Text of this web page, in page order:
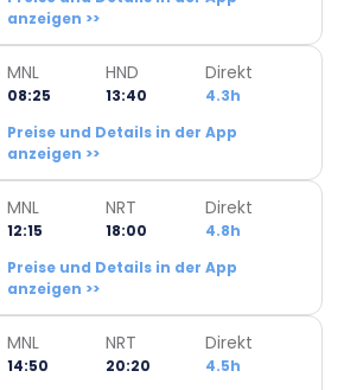
anzeigen >>
MNL
08:25
HND
13:40
Direkt
4.3h
Preise und Details in der App
anzeigen >>
MNL
12:15
NRT
18:00
Direkt
4.8h
Preise und Details in der App
anzeigen >>
MNL
14:50
NRT
20:20
Direkt
4.5h